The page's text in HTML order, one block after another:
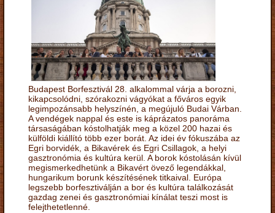
Budapest Borfesztivál 28. alkalommal várja a borozni,
kikapcsolódni, szórakozni vágyókat a főváros egyik
legimpozánsabb helyszínén, a megújuló Budai Várban.
A vendégek nappal és este is káprázatos panoráma
társaságában kóstolhatják meg a közel 200 hazai és
külföldi kiállító több ezer borát. Az idei év fókuszába az
Egri borvidék, a Bikavérek és Egri Csillagok, a helyi
gasztronómia és kultúra kerül. A borok kóstolásán kívül
megismerkedhetünk a Bikavért övező legendákkal,
hungarikum borunk készítésének titkaival. Európa
legszebb borfesztiválján a bor és kultúra találkozását
gazdag zenei és gasztronómiai kínálat teszi most is
felejthetetlenné.